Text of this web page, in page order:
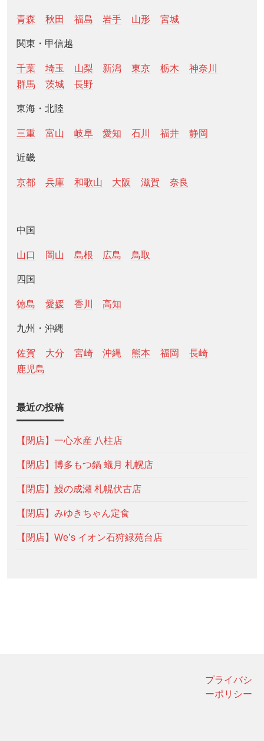
青森 秋田 福島 岩手 山形 宮城
関東・甲信越
千葉 埼玉 山梨 新潟 東京 栃木
神奈川
群馬
茨城 長野
東海・北陸
三重 富山 岐阜 愛知 石川 福井 静岡
近畿
京都 兵庫 和歌山 大阪 滋賀 奈良
中国
山口 岡山 島根 広島 鳥取
四国
徳島 愛媛 香川 高知
九州・沖縄
佐賀 大分 宮崎 沖縄 熊本 福岡
長崎
鹿児島
最近の投稿
【閉店】一心水産 八柱店
【閉店】博多もつ鍋 蟻月 札幌店
【閉店】鰻の成瀬 札幌伏古店
【閉店】みゆきちゃん定食
【閉店】We’s イオン石狩緑苑台店
プライバシ
ーポリシー